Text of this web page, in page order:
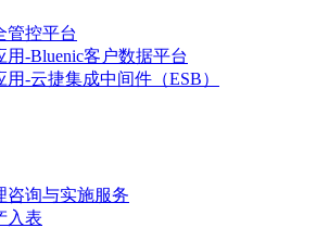
管控平台
用-Bluenic客户数据平台
用-云捷集成中间件（ESB）
咨询与实施服务
入表